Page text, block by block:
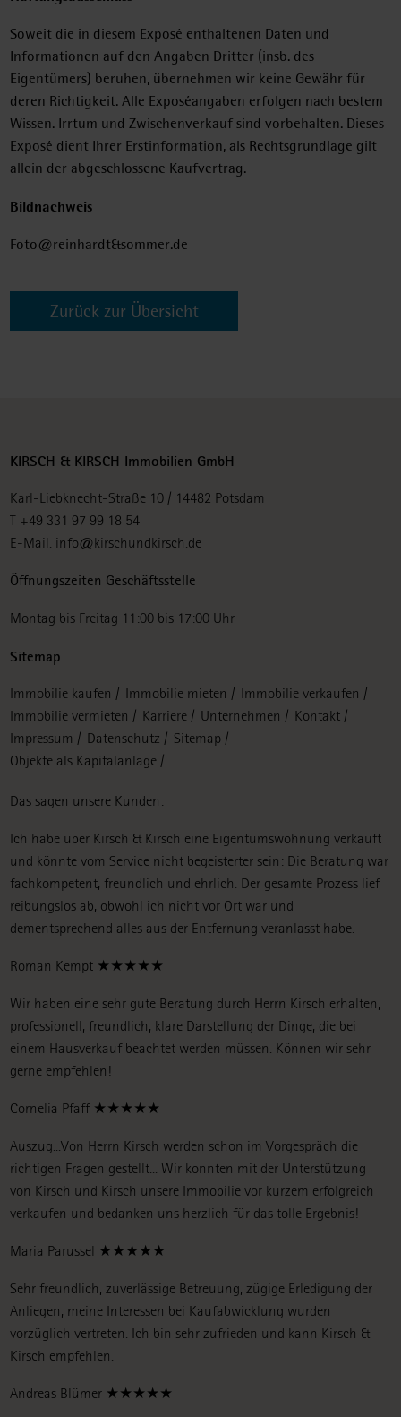
Soweit die in diesem Exposé enthaltenen Daten und
Informationen auf den Angaben Dritter (insb. des
Eigentümers) beruhen, übernehmen wir keine Gewähr für
deren Richtigkeit. Alle Exposéangaben erfolgen nach bestem
Wissen. Irrtum und Zwischenverkauf sind vorbehalten. Dieses
Exposé dient Ihrer Erstinformation, als Rechtsgrundlage gilt
allein der abgeschlossene Kaufvertrag.
Bildnachweis
Foto@reinhardt&sommer.de
Zurück zur Übersicht
KIRSCH & KIRSCH Immobilien GmbH
Karl-Liebknecht-Straße 10 / 14482 Potsdam
T +49 331 97 99 18 54
E-Mail. info@kirschundkirsch.de
Öffnungszeiten Geschäftsstelle
Montag bis Freitag 11:00 bis 17:00 Uhr
Sitemap
Navigation
überspringen
Immobilie kaufen Immobilie mieten
Immobilie verkaufen
Immobilie vermieten
Karriere Unternehmen
Kontakt
Impressum
Datenschutz
Sitemap
Objekte als Kapitalanlage
Das sagen unsere Kunden:
Ich habe über Kirsch & Kirsch eine Eigentumswohnung verkauft
und könnte vom Service nicht begeisterter sein: Die Beratung war
fachkompetent, freundlich und ehrlich. Der gesamte Prozess lief
reibungslos ab, obwohl ich nicht vor Ort war und
dementsprechend alles aus der Entfernung veranlasst habe.
Roman Kempt ★★★★★
Wir haben eine sehr gute Beratung durch Herrn Kirsch erhalten,
professionell, freundlich, klare Darstellung der Dinge, die bei
einem Hausverkauf beachtet werden müssen. Können wir sehr
gerne empfehlen!
Cornelia Pfaff ★★★★★
Auszug...Von Herrn Kirsch werden schon im Vorgespräch die
richtigen Fragen gestellt... Wir konnten mit der Unterstützung
von Kirsch und Kirsch unsere Immobilie vor kurzem erfolgreich
verkaufen und bedanken uns herzlich für das tolle Ergebnis!
Maria Parussel ★★★★★
Sehr freundlich, zuverlässige Betreuung, zügige Erledigung der
Anliegen, meine Interessen bei Kaufabwicklung wurden
vorzüglich vertreten. Ich bin sehr zufrieden und kann Kirsch &
Kirsch empfehlen.
Andreas Blümer ★★★★★